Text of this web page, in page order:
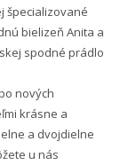
špecializované
bielizeň Anita a
spodné prádlo
nových
krásne a
a dvojdielne
u nás